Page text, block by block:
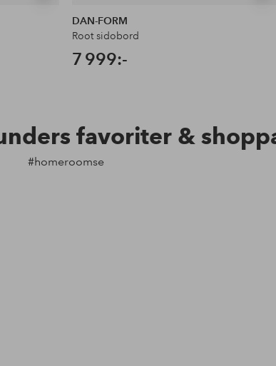
DAN-FORM
Root sidobord
7 999:-
favoriter &
#homeroomse